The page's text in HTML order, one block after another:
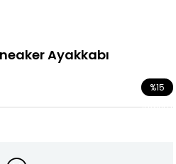
Ayakkabı
%15
İndirim